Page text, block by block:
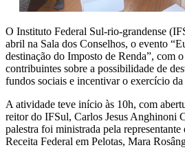
O Instituto Federal Sul-rio-grandense
abril na Sala dos Conselhos, o evento
destinação do Imposto de Renda”, com
contribuintes sobre a possibilidade de
fundos sociais e incentivar o exercício
A atividade teve início às 10h, com
reitor do IFSul, Carlos Jesus Anghinoni
palestra foi ministrada pela
Receita Federal em Pelotas, Mara